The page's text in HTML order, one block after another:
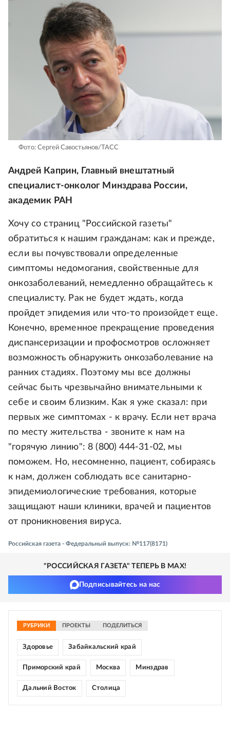
Фото: Сергей Савостьянов/ТАСС
Андрей Каприн, Главный внештатный
специалист-онколог Минздрава России,
академик РАН
Хочу со страниц "Российской газеты"
обратиться к нашим гражданам: как и прежде,
если вы почувствовали определенные
симптомы недомогания, свойственные для
онкозаболеваний, немедленно обращайтесь к
специалисту. Рак не будет ждать, когда
пройдет эпидемия или что-то произойдет еще.
Конечно, временное прекращение проведения
диспансеризации и профосмотров осложняет
возможность обнаружить онкозаболевание на
ранних стадиях. Поэтому мы все должны
сейчас быть чрезвычайно внимательными к
себе и своим близким. Как я уже сказал: при
первых же симптомах - к врачу. Если нет врача
по месту жительства - звоните к нам на
"горячую линию": 8 (800) 444-31-02, мы
поможем. Но, несомненно, пациент, собираясь
к нам, должен соблюдать все санитарно-
эпидемиологические требования, которые
защищают наши клиники, врачей и пациентов
от проникновения вируса.
Российская газета - Федеральный выпуск: №117(8171)
"РОССИЙСКАЯ ГАЗЕТА" ТЕПЕРЬ В MAX!
Подписывайтесь на нас
РУБРИКИ ПРОЕКТЫ ПОДЕЛИТЬСЯ
Здоровье Забайкальский край
Приморский край Москва Минздрав
Дальний Восток Столица